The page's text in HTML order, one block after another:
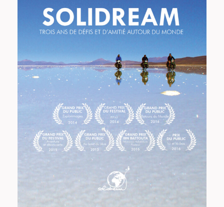
Solidream, trois ans de défis et
d’amitié autour du monde